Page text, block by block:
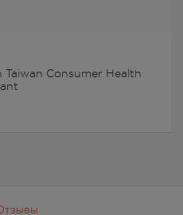
Taiwan Consumer Health